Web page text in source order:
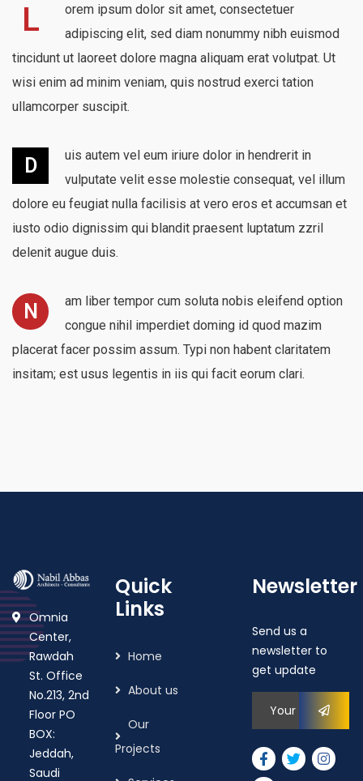
L
orem ipsum dolor sit amet, consectetuer
adipiscing elit, sed diam nonummy nibh euismod
tincidunt ut laoreet dolore magna aliquam erat volutpat. Ut
wisi enim ad minim veniam, quis nostrud exerci tation
ullamcorper suscipit.
D
uis autem vel eum iriure dolor in hendrerit in
vulputate velit esse molestie consequat, vel illum
dolore eu feugiat nulla facilisis at vero eros et accumsan et
iusto odio dignissim qui blandit praesent luptatum zzril
delenit augue duis.
N
am liber tempor cum soluta nobis eleifend option
congue nihil imperdiet doming id quod mazim
placerat facer possim assum. Typi non habent claritatem
insitam; est usus legentis in iis qui facit eorum clari.
Omnia
Center,
Rawdah
St. Office
No.213, 2nd
Floor PO
BOX:
Jeddah,
Saudi
Quick
Links
Home
About us
Our
Projects
Newsletter
Send us a
newsletter to
get update